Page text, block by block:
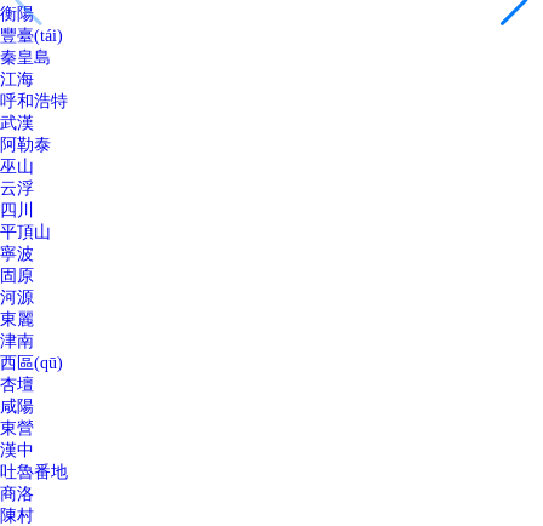
衡陽
豐臺(tái)
秦皇島
江海
呼和浩特
武漢
阿勒泰
巫山
云浮
四川
平頂山
寧波
固原
河源
東麗
津南
西區(qū)
杏壇
咸陽
東營
漢中
吐魯番地
商洛
陳村